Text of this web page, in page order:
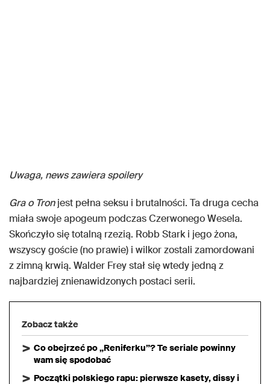
Uwaga, news zawiera spoilery
Gra o Tronjest pełna seksu i brutalności. Ta druga cecha
miała swoje apogeum podczas Czerwonego Wesela.
Skończyło się totalną rzezią. Robb Stark i jego żona,
wszyscy goście (no prawie) i wilkor zostali zamordowani
z zimną krwią. Walder Frey stał się wtedy jedną z
najbardziej znienawidzonych postaci serii.
Zobacz także
Co obejrzeć po „Reniferku”? Te seriale powinny
wam się spodobać
Początki polskiego rapu: pierwsze kasety, dissy i